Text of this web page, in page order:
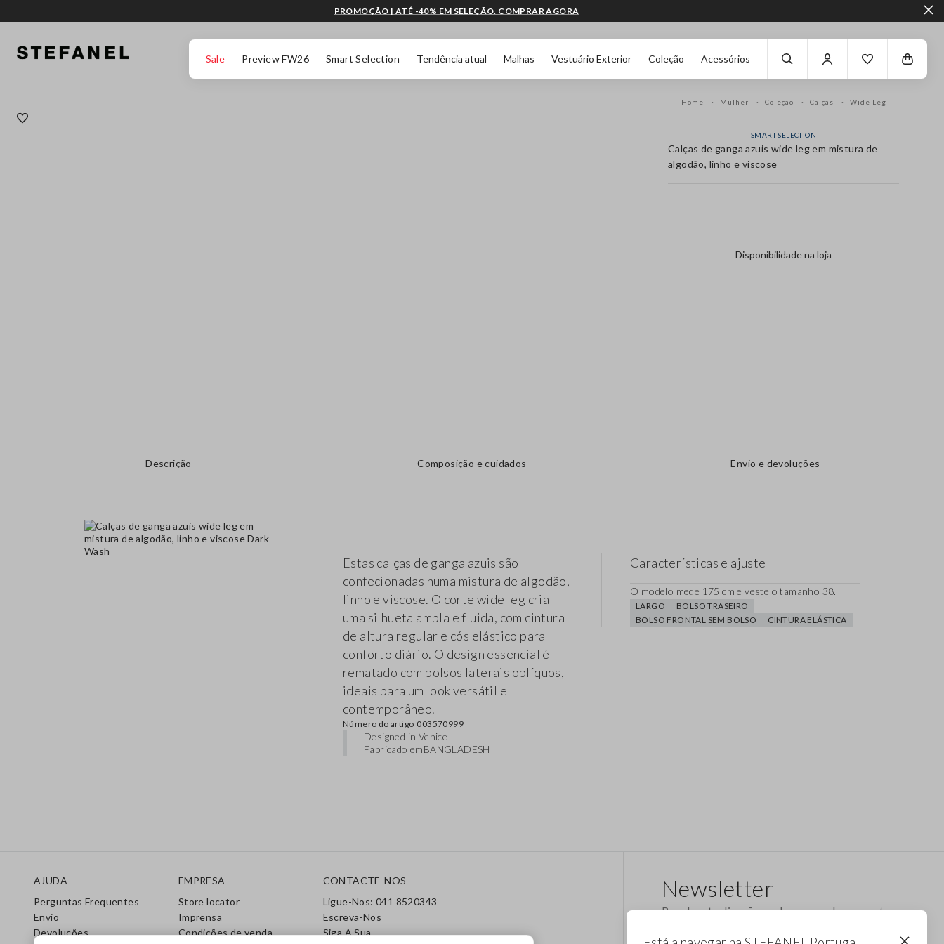
Sale Preview FW26 Smart Selection Tendência atual Malhas Vestuário Exterior Coleção Acessórios
PROMOÇÃO | ATÉ -40% EM SELEÇÃO. COMPRAR AGORA
Home Mulher Coleção Calças Wide Leg
SMART SELECTION
Calças de ganga azuis wide leg em mistura de
algodão, linho e viscose
Disponibilidade na loja
Descrição Composição e cuidados Envio e devoluções
Estas calças de ganga azuis são
confecionadas numa mistura de algodão,
linho e viscose. O corte wide leg cria
uma silhueta ampla e fluida, com cintura
de altura regular e cós elástico para
conforto diário. O design essencial é
rematado com bolsos laterais oblíquos,
ideais para um look versátil e
contemporâneo.
Número do artigo 003570999
Designed in Venice
Fabricado emBANGLADESH
Características e ajuste
O modelo mede 175 cm e veste o tamanho 38.
LARGO
BOLSO TRASEIRO
BOLSO FRONTAL SEM BOLSO
CINTURA ELÁSTICA
AJUDA
Perguntas Frequentes
Envio
Devoluções
EMPRESA
Store locator
Imprensa
Condições de venda
CONTACTE-NOS
Ligue-Nos: 041 8520343
Escreva-Nos
Siga A Sua
Newsletter
Receba atualizações sobre novos lançamentos,